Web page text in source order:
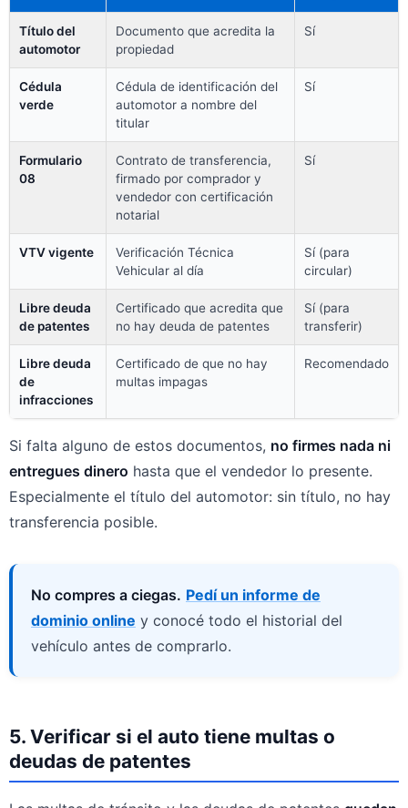
Título del
automotor
Documento que acredita la
propiedad
Sí
Cédula
verde
Cédula de identificación del
automotor a nombre del
titular
Sí
Formulario
08
Contrato de transferencia,
firmado por comprador y
vendedor con certificación
notarial
Sí
VTV vigente
Verificación Técnica
Vehicular al día
Sí (para
circular)
Libre deuda
de patentes
Certificado que acredita que
no hay deuda de patentes
Sí (para
transferir)
Libre deuda
de
infracciones
Certificado de que no hay
multas impagas
Recomendado
Si falta alguno de estos documentos, no firmes nada ni
entregues dinero hasta que el vendedor lo presente.
Especialmente el título del automotor: sin título, no hay
transferencia posible.
No compres a ciegas. Pedí un informe de
dominio online y conocé todo el historial del
vehículo antes de comprarlo.
5. Verificar si el auto tiene multas o
deudas de patentes